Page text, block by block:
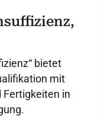
bietet
mit
in